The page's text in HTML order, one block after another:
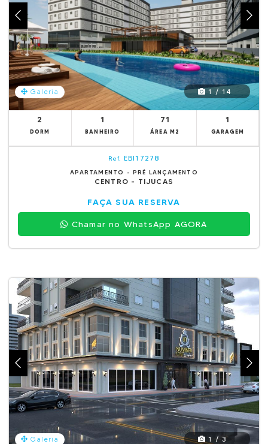
Galeria 1 / 14
2
DORM
1
BANHEIRO
71
ÁREA M2
1
GARAGEM
Ref. EBI17278
APARTAMENTO - PRÉ LANÇAMENTO
CENTRO - TIJUCAS
FAÇA SUA RESERVA
Chamar no WhatsApp AGORA
Galeria 1 / 3